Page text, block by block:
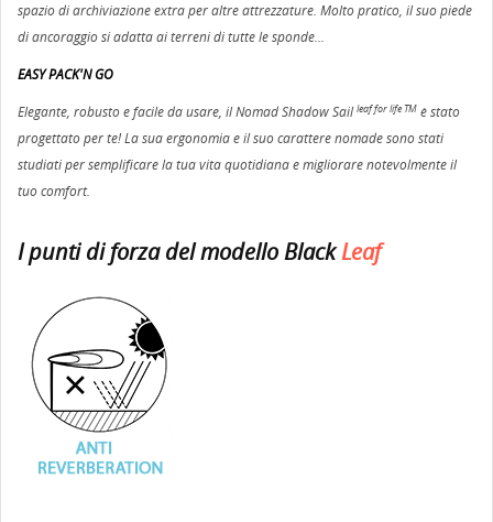
spazio di archiviazione extra per altre attrezzature. Molto pratico, il suo piede
di ancoraggio si adatta ai terreni di tutte le sponde...
EASY PACK'N GO
Elegante, robusto e facile da usare, il Nomad Shadow Sailleaf for life TM è stato
progettato per te! La sua ergonomia e il suo carattere nomade sono stati
studiati per semplificare la tua vita quotidiana e migliorare notevolmente il
tuo comfort.
I punti di forza del modello BlackLeaf